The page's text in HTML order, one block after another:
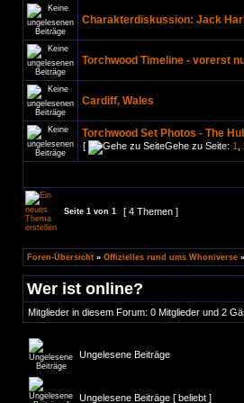
Charakterdiskussion: Jack
Torchwood Timeline - vorerst
Cardiff, Wales
Torchwood Set Photos - The
[ Gehe zu Seite: 1
Seite 1 von 1 [ 4 Themen ]
Foren-Übersicht » Offizielles rund ums Whoniverse »
Wer ist online?
Mitglieder in diesem Forum: 0 Mitglieder und 2
Ungelesene Beiträge
Ungelesene Beiträge [ beliebt ]